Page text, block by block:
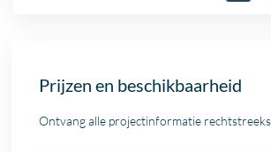
Prijzen en beschikbaarheid
Ontvang alle projectinformatie rechtstreeks